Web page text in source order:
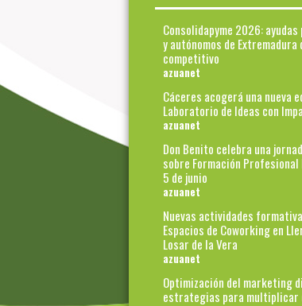
Consolidapyme 2026: ayudas
y autónomos de
competitivo
azuanet
Cáceres acogerá una nueva
Laboratorio de Ideas con
azuanet
Don Benito celebra una
sobre Formación Profesional
5 de junio
azuanet
Nuevas actividades
Espacios de Coworking en
Losar de la Vera
azuanet
Optimización del marketing
estrategias para multiplicar